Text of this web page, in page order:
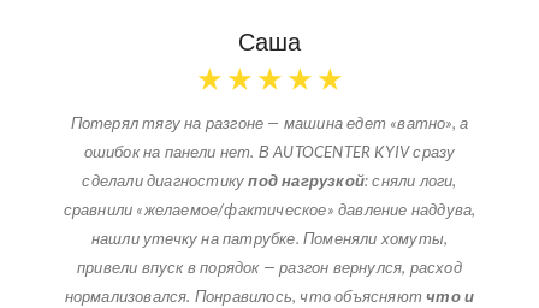
Саша
★ ★ ★ ★ ★
Потерял тягу на разгоне — машина едет «ватно», а
ошибок на панели нет. В AUTOCENTER KYIV сразу
сделали диагностикупод нагрузкой: сняли логи,
сравнили «желаемое/фактическое» давление наддува,
нашли утечку на патрубке. Поменяли хомуты,
привели впуск в порядок — разгон вернулся, расход
нормализовался. Понравилось, что объясняютчто и